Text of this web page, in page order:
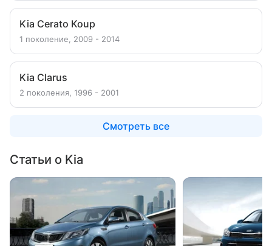
Kia Cerato Koup
1 поколение, 2009 - 2014
Kia Clarus
2 поколения, 1996 - 2001
Смотреть все
Статьи о Kia